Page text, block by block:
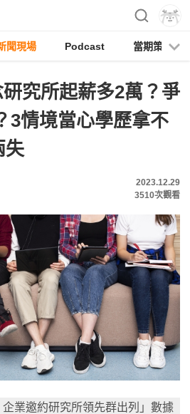
聞現場 Podcast 當期策展
研究所起薪多2萬？爭
3情境當心學歷拿不
失
2023.12.29
3510次觀看
業邀約研究所領先群出列」數據